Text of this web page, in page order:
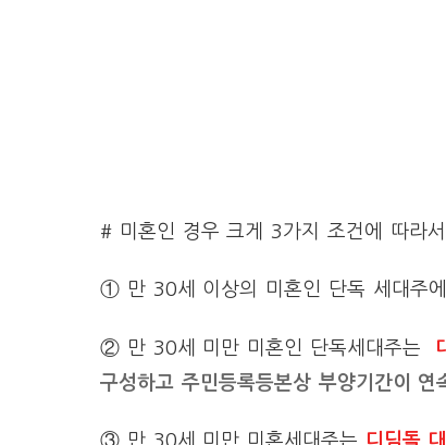
# 미혼인 경우 크게 3가지 조건에 따라
① 만 30세 이상의 미혼인 단독 세대주
② 만 30세 미만 미혼인 단독세대주는
구성하고 주민등록등본상 부양기간이
③ 만 30세 미만 미혼세대주는 디딤돌